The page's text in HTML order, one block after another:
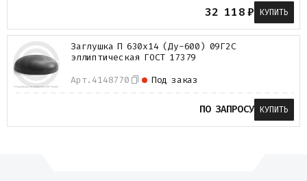
32 118₽ КУПИТЬ
Арт. 4148770 Под заказ
Заглушка П 630х14 (Ду-600) 09Г2С
эллиптическая ГОСТ 17379
ПО ЗАПРОСУ КУПИТЬ